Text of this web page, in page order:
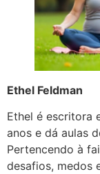
Ethel Feldman
Ethel é escritora
anos e dá aulas
Pertencendo à
desafios, medos